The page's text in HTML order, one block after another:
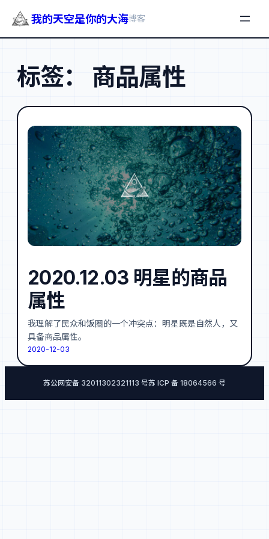
我的天空是你的大海博客
标签： 商品属性
2020.12.03 明星的商品
属性
我理解了民众和饭圈的一个冲突点：明星既是自然人，又
具备商品属性。
2020-12-03
苏公网安备 32011302321113 号苏 ICP 备 18064566 号